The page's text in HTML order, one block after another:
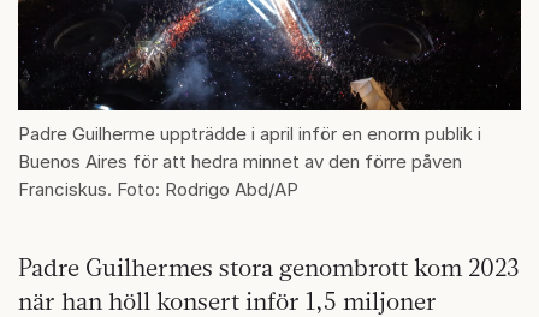
Padre Guilherme uppträdde i april inför en enorm publik i
Buenos Aires för att hedra minnet av den förre påven
Franciskus. Foto: Rodrigo Abd/AP
Padre Guilhermes stora genombrott kom 2023
när han höll konsert inför 1,5 miljoner